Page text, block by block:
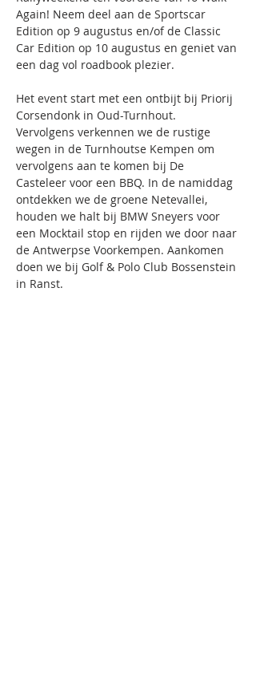
Again! Neem deel aan de Sportscar
Edition op 9 augustus en/of de Classic
Car Edition op 10 augustus en geniet van
een dag vol roadbook plezier.
Het event start met een ontbijt bij Priorij
Corsendonk in Oud-Turnhout.
Vervolgens verkennen we de rustige
wegen in de Turnhoutse Kempen om
vervolgens aan te komen bij De
Casteleer voor een BBQ. In de namiddag
ontdekken we de groene Netevallei,
houden we halt bij BMW Sneyers voor
een Mocktail stop en rijden we door naar
de Antwerpse Voorkempen. Aankomen
doen we bij Golf & Polo Club Bossenstein
in Ranst.